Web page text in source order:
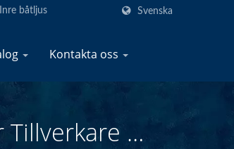
Svenska
Kontakta oss
Tillverkare |